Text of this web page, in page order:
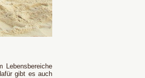
Lebensbereiche
gibt es auch